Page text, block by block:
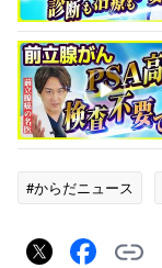
#からだニュース